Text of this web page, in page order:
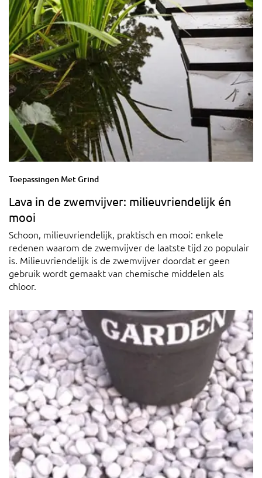
Toepassingen Met Grind
Lava in de zwemvijver: milieuvriendelijk én
mooi
Schoon, milieuvriendelijk, praktisch en mooi: enkele
redenen waarom de zwemvijver de laatste tijd zo populair
is. Milieuvriendelijk is de zwemvijver doordat er geen
gebruik wordt gemaakt van chemische middelen als
chloor.